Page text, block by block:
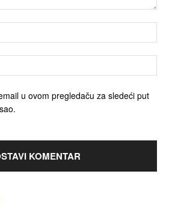
u ovom pregledaču za sledeći put